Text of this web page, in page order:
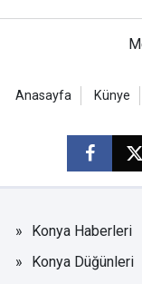
Anasayfa Künye
Konya Haberleri
Konya Düğünleri